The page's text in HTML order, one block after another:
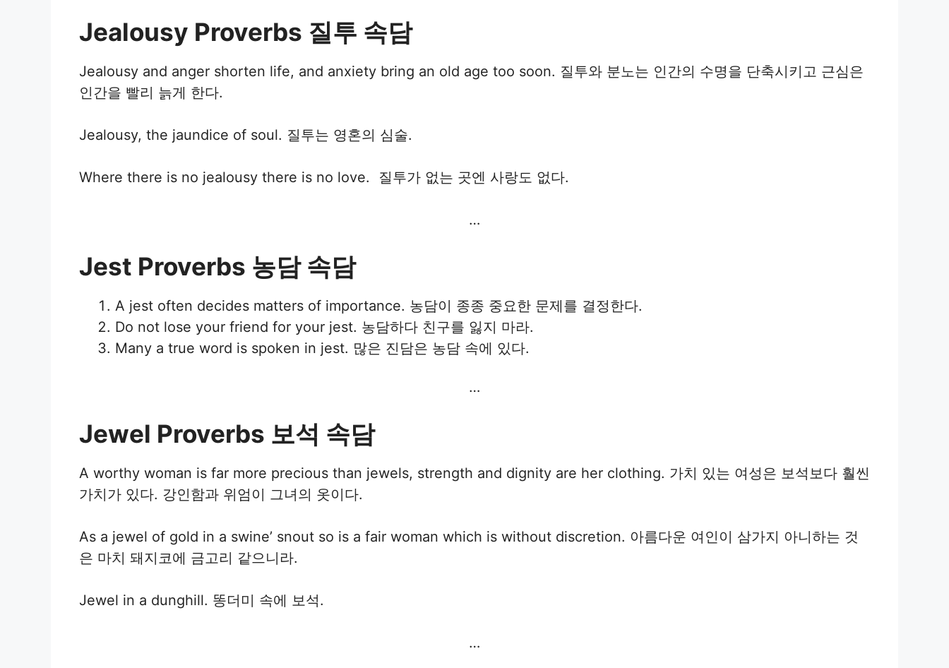
Jealousy Proverbs 질투 속담
Jealousy and anger shorten life, and anxiety bring an old age too soon. 질투와 분노는 인간의 수명을 단축시키고 근심은
인간을 빨리 늙게 한다.
Jealousy, the jaundice of soul. 질투는 영혼의 심술.
Where there is no jealousy there is no love. 질투가 없는 곳엔 사랑도 없다.
…
Jest Proverbs 농담 속담
A jest often decides matters of importance. 농담이 종종 중요한 문제를 결정한다.
Do not lose your friend for your jest. 농담하다 친구를 잃지 마라.
Many a true word is spoken in jest. 많은 진담은 농담 속에 있다.
…
Jewel Proverbs 보석 속담
A worthy woman is far more precious than jewels, strength and dignity are her clothing. 가치 있는 여성은 보석보다 훨씬
가치가 있다. 강인함과 위엄이 그녀의 옷이다.
As a jewel of gold in a swine’ snout so is a fair woman which is without discretion. 아름다운 여인이 삼가지 아니하는 것
은 마치 돼지코에 금고리 같으니라.
Jewel in a dunghill. 똥더미 속에 보석.
…